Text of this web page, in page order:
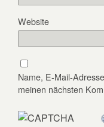
Website
Name, E-Mail-
meinen nächsten